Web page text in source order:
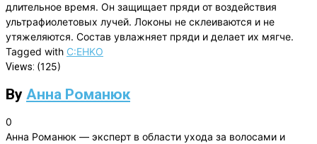
длительное время. Он защищает пряди от воздействия
ультрафиолетовых лучей. Локоны не склеиваются и не
утяжеляются. Состав увлажняет пряди и делает их мягче.
Tagged with C:EHKO
Views: (125)
By Анна Романюк
0
Анна Романюк — эксперт в области ухода за волосами и